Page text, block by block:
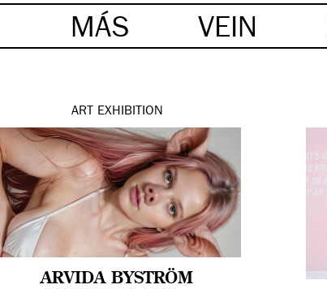
MÁS VEIN
ART EXHIBITION
ARVIDA BYSTRÖM